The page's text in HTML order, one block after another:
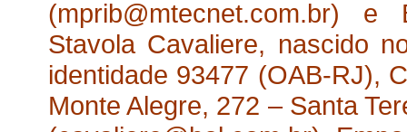
(mprib@mtecnet.com.br)
Stavola Cavaliere, nascido
identidade 93477 (OAB-RJ),
Monte Alegre, 272 – Santa